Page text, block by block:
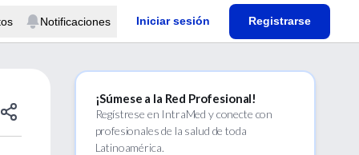
Notificaciones Iniciar sesión Registrarse
¡Súmese a la Red Profesional!
Regístrese en IntraMed y conecte con
profesionales de la salud de toda
Latinoamérica.